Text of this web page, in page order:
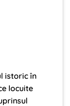
istoric în
locuite